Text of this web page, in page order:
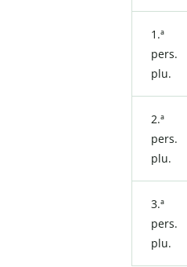
1.ª
pers.
plu.
2.ª
pers.
plu.
3.ª
pers.
plu.